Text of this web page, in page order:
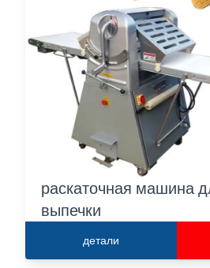
раскаточная машина
выпечки
детали